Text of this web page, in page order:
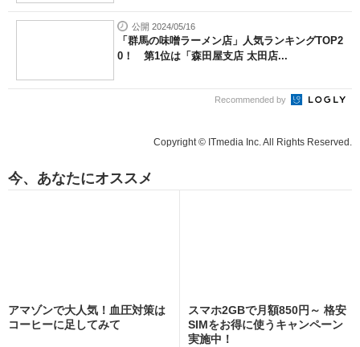
公開 2024/05/16
「群馬の味噌ラーメン店」人気ランキングTOP2
0！ 第1位は「森田屋支店 太田店...
Recommended by
Copyright © ITmedia Inc. All Rights Reserved.
今、あなたにオススメ
アマゾンで大人気！血圧対策は
コーヒーに足してみて
スマホ2GBで月額850円～ 格安
SIMをお得に使うキャンペーン
実施中！